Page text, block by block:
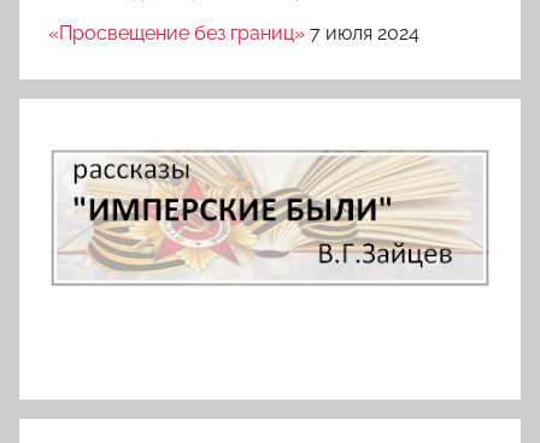
«Просвещение без границ» 7 июля 2024